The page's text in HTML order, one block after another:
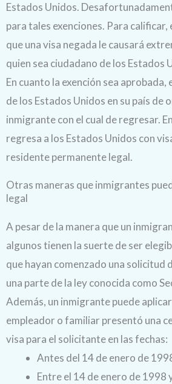
Estados Unidos.
para tales exenciones. Para
que una visa negada le causará
quien sea ciudadano de los Estados
En cuanto la exención sea
de los Estados Unidos en su país de
inmigrante con el cual de regresar.
regresa a los Estados Unidos con
residente permanente legal.
Otras maneras que inmigrantes
legal
A pesar de la manera que un
algunos tienen la suerte de ser
que hayan comenzado una solicitud
una parte de la ley conocida como
Además, un inmigrante puede
empleador o familiar presentó una
visa para el solicitante en las fechas:
Antes del 14 de enero de
Entre el 14 de enero de 1998